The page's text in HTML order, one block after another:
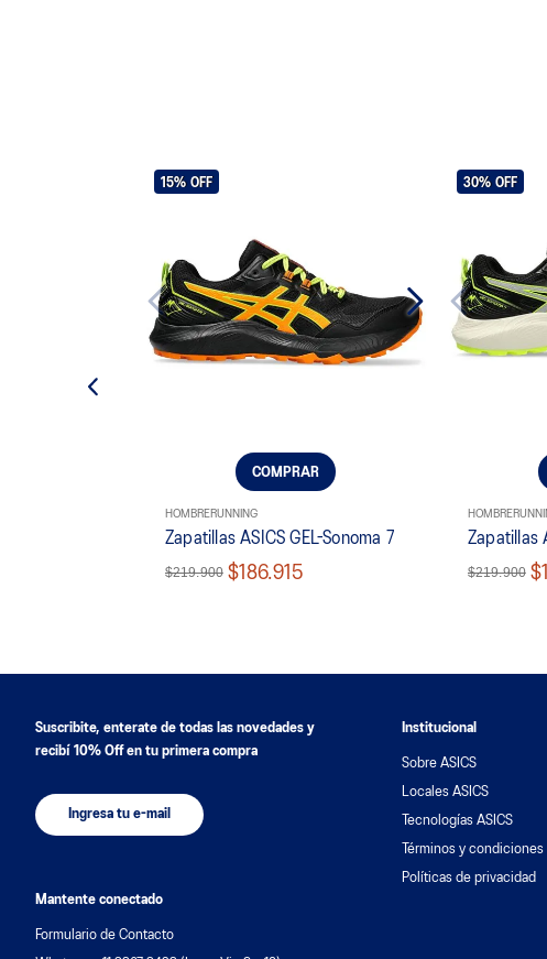
COMPRAR
HOMBRE RUNNING
Zapatillas ASICS GEL-Sonoma 7
$219.900 $186.915
15% OFF
HOMBRE
Zapatillas
$219.900
30% OFF
Suscribite, enterate de todas las novedades y
recibí 10% Off en tu primera compra
Ingresa tu e-mail
Mantente conectado
Formulario de Contacto
Institucional
Sobre ASICS
Locales ASICS
Tecnologías ASICS
Términos y condiciones
Políticas de privacidad